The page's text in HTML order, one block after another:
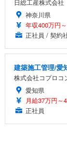
日総工産株式会社
神奈川県
年収400万円～
正社員 / 契約
建築施工管理/愛
株式会社コプロコ
愛知県
月給37万円～
正社員